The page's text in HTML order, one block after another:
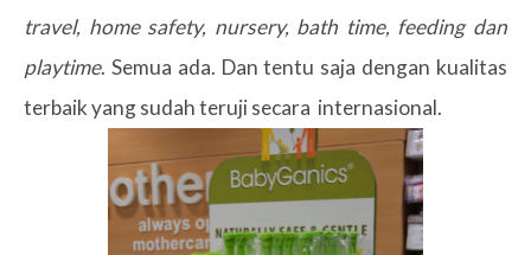
travel, home safety, nursery, bath time, feeding dan
playtime. Semua ada. Dan tentu saja dengan kualitas
terbaik yang sudah teruji secara internasional.